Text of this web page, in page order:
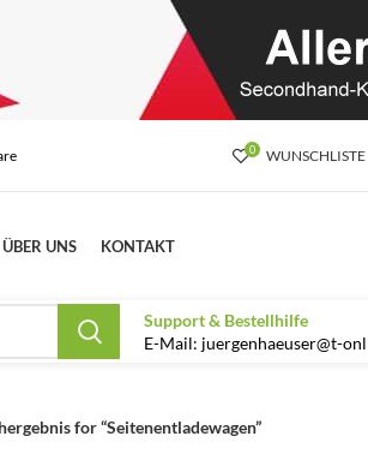
0 WUNSCHLISTE
ÜBER UNS KONTAKT
Support & Bestellhilfe
E-Mail: juergenhaeuser@t-
for “Seitenentladewagen”